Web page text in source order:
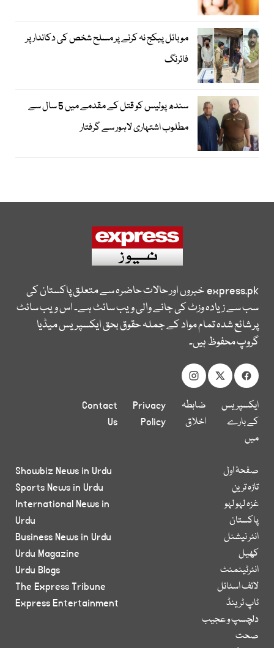
موبائل پیکج نہ کرنے پر مسلح شخص کی دکاندار پر
فائرنگ
سندھ پولیس کو قتل کے مقدمے میں 5 سال سے
مطلوب اشتہاری لاہور سے گرفتار
express.pkخبروں اور حالات حاضرہ سے متعلق پاکستان کی
سب سے زیادہ وزٹ کی جانے والی ویب سائٹ ہے۔ اس ویب سائٹ
پر شائع شدہ تمام مواد کے جملہ حقوق بحق ایکسپریس میڈیا
گروپ محفوظ ہیں۔
ایکسپریس
کے بارے
میں
ضابطہ
اخلاق
Privacy
Policy
Contact
Us
صفحۂ اول
تازہ ترین
غزہ لہو لہو
پاکستان
انٹر نیشنل
کھیل
انٹرٹینمنٹ
لائف اسٹائل
ٹاپ ٹرینڈ
دلچسپ و عجیب
صحت
Showbiz News in Urdu
Sports News in Urdu
International News in
Urdu
Business News in Urdu
Urdu Magazine
Urdu Blogs
The Express Tribune
Express Entertainment